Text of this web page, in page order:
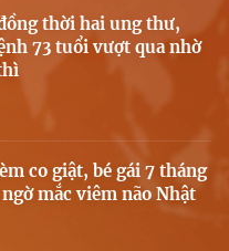
thời hai ung thư,
73 tuổi vượt qua nhờ
co giật, bé gái 7 tháng
mắc viêm não Nhật